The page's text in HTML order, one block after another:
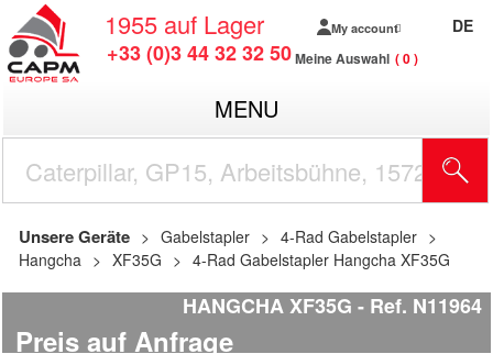
1955 auf Lager
+33 (0)3 44 32 32 50
My account
Meine Auswahl 0
DE
MENU
Unsere Geräte Gabelstapler
4-Rad Gabelstapler
Hangcha
XF35G 4-Rad Gabelstapler Hangcha XF35G
HANGCHA XF35G Ref. N11964
Preis auf Anfrage